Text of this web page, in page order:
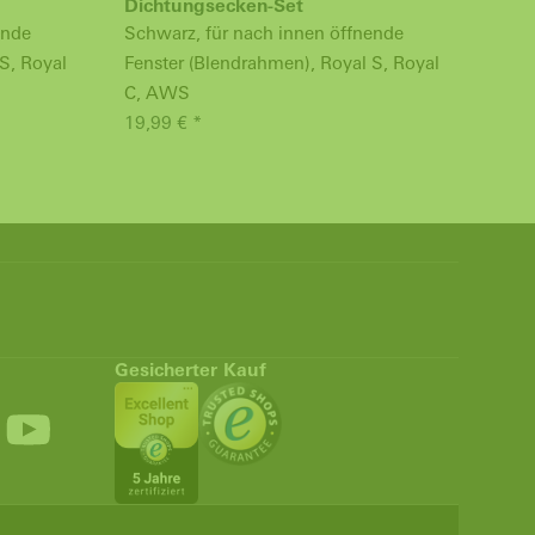
Royal
Dichtungsecken-Set
Schwarz, für nach innen öffnende
Fenster (Blendrahmen), Royal S, Royal
C, AWS
19,99 € *
Gesicherter Kauf